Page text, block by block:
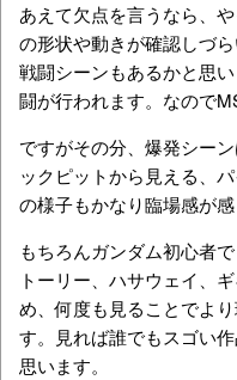
あえて欠点を言うなら、
の形状や動きが確認しづ
戦闘シーンもあるかと思
闘が行われます。なので
ですがその分、爆発シー
ックピットから見える、
の様子もかなり臨場感が感
もちろんガンダム初心者
トーリー、ハサウェイ、
め、何度も見ることでよ
す。見れば誰でもスゴい
思います。